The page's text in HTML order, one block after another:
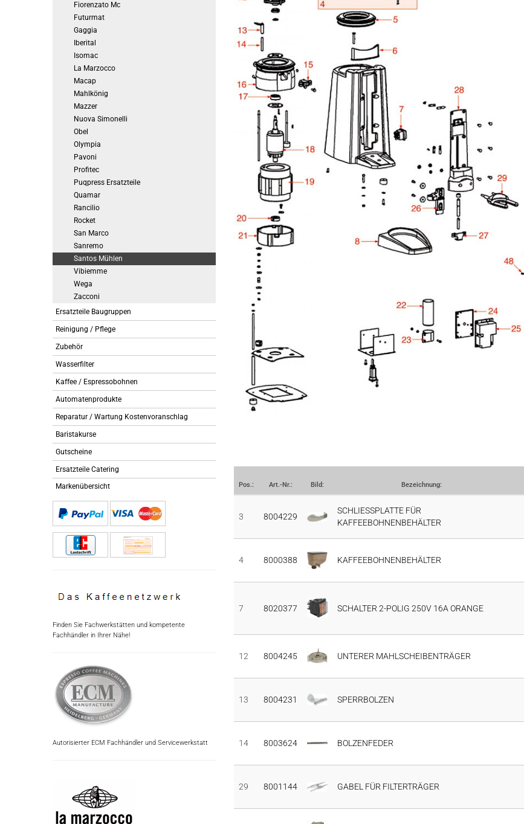
Fiorenzato Mc
Futurmat
Gaggia
Iberital
Isomac
La Marzocco
Macap
Mahlkönig
Mazzer
Nuova Simonelli
Obel
Olympia
Pavoni
Profitec
Puqpress Ersatzteile
Quamar
Rancilio
Rocket
San Marco
Sanremo
Santos Mühlen
Vibiemme
Wega
Zacconi
Ersatzteile Baugruppen
Reinigung / Pflege
Zubehör
Wasserfilter
Kaffee / Espressobohnen
Automatenprodukte
Reparatur / Wartung Kostenvoranschlag
Baristakurse
Gutscheine
Ersatzteile Catering
Markenübersicht
Finden Sie Fachwerkstätten und kompetente
Fachhändler in Ihrer Nähe!
Autorisierter ECM Fachhändler und Servicewerkstatt
Pos.: Art.-Nr.: Bild: Bezeichnung:
3 8004229
SCHLIESSPLATTE FÜR
KAFFEEBOHNENBEHÄLTER
4 8000388 KAFFEEBOHNENBEHÄLTER
7 8020377 SCHALTER 2-POLIG 250V 16A ORANGE
12 8004245 UNTERER MAHLSCHEIBENTRÄGER
13 8004231 SPERRBOLZEN
14 8003624 BOLZENFEDER
29 8001144 GABEL FÜR FILTERTRÄGER